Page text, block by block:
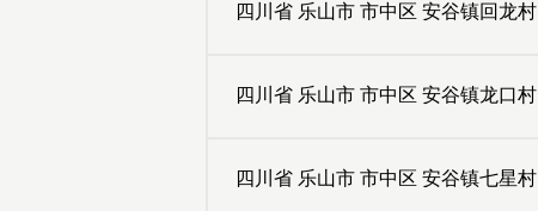
四川省 乐山市 市中区 安谷镇回龙村
四川省 乐山市 市中区 安谷镇龙口村
四川省 乐山市 市中区 安谷镇七星村